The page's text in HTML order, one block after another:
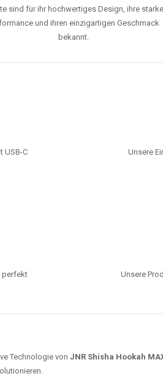
sind für ihr hochwertiges Design, ihre starke
und ihren einzigartigen Geschmack
bekannt.
USB-C
Unsere
perfekt
Unsere
Technologie von JNR Shisha Hookah